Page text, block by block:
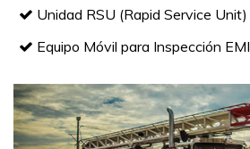
Unidad RSU (Rapid Service Unit)
Equipo Móvil para Inspección EMI